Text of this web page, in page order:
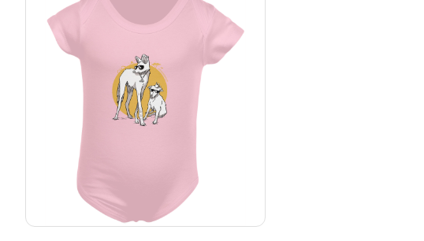
3x de R$ 23,20 sem juros
P, M, G, GG
Sobre nós